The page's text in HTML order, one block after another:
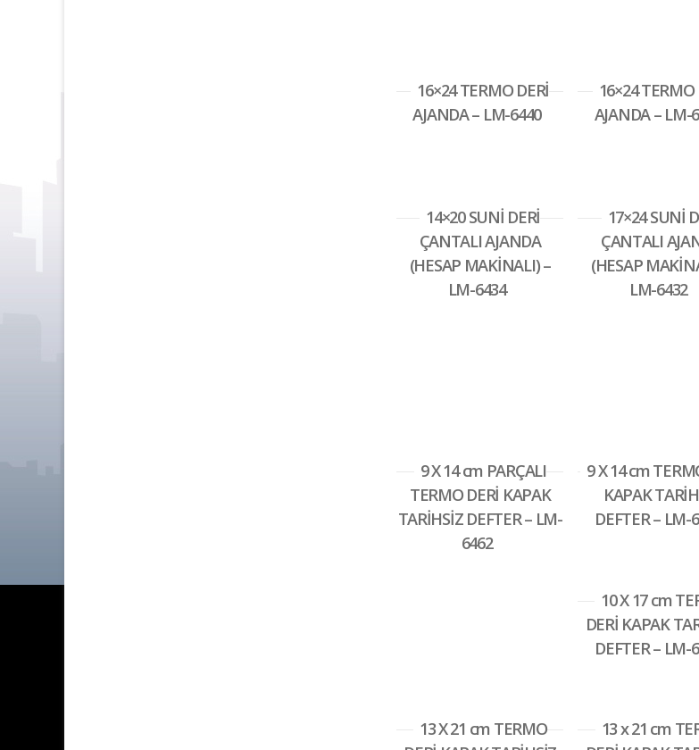
16×24 TERMO DERİ
AJANDA – LM-6440
16×24 TERMO
AJANDA – LM-
14×20 SUNİ DERİ
ÇANTALI AJANDA
(HESAP MAKİNALI) –
LM-6434
17×24 SUNİ
ÇANTALI
(HESAP
LM-6432
9 X 14 cm PARÇALI
TERMO DERİ KAPAK
TARİHSİZ DEFTER – LM-
6462
9 X 14 cm
KAPAK
DEFTER – LM-
10 X 17 cm
DERİ KAPAK
DEFTER – LM-
13 X 21 cm TERMO
13 x 21 cm